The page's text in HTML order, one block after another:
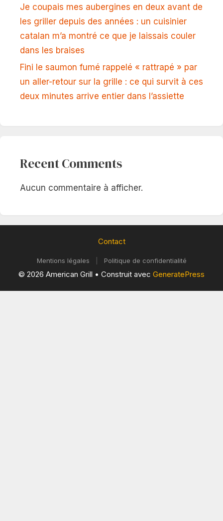
Je coupais mes aubergines en deux avant de
les griller depuis des années : un cuisinier
catalan m’a montré ce que je laissais couler
dans les braises
Fini le saumon fumé rappelé « rattrapé » par
un aller-retour sur la grille : ce qui survit à ces
deux minutes arrive entier dans l’assiette
Recent Comments
Aucun commentaire à afficher.
Contact
Mentions légales Politique de confidentialité
© 2026 American Grill • Construit avec GeneratePress